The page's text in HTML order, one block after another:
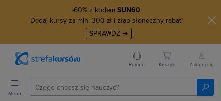
-60% z kodem SUN60
Dodaj kursy za min. 300 zł i złap słoneczny rabat!
SPRAWDŹ ➜
Pomoc Koszyk Zaloguj się
Menu